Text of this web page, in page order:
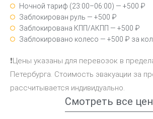
Ночной тариф (23:00–06:00) — +500 ₽
Заблокирован руль — +500 ₽
Заблокирована КПП/АКПП — +500 ₽
Заблокировано колесо — +500 ₽ за
❗Цены указаны для перевозок в
Петербурга. Стоимость эвакуации за
рассчитывается индивидуально.
Смотреть все